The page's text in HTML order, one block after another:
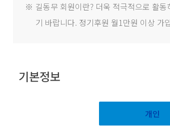
※ 길동무 회원이란? 더욱 적극적으로 활
기 바랍니다. 정기후원 월1만원 이상 가
기본정보
개인